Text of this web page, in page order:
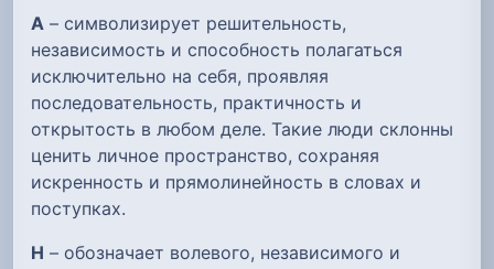
А – символизирует решительность,
независимость и способность полагаться
исключительно на себя, проявляя
последовательность, практичность и
открытость в любом деле. Такие люди склонны
ценить личное пространство, сохраняя
искренность и прямолинейность в словах и
поступках.
Н – обозначает волевого, независимого и